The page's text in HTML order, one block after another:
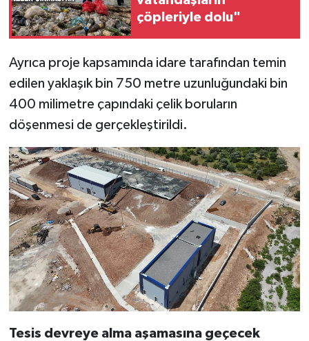
çöpleriyle dolu"
Ayrıca proje kapsamında idare tarafından temin
edilen yaklaşık bin 750 metre uzunluğundaki bin
400 milimetre çapındaki çelik boruların
döşenmesi de gerçekleştirildi.
Tesis devreye alma aşamasına geçecek